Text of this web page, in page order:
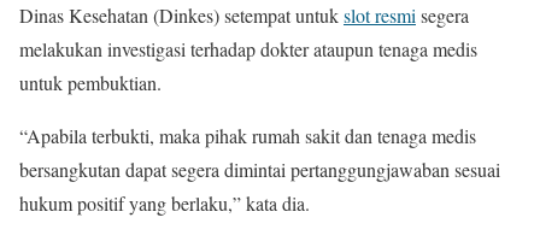
Dinas Kesehatan (Dinkes) setempat untukslot resmi segera
melakukan investigasi terhadap dokter ataupun tenaga medis
untuk pembuktian.
“Apabila terbukti, maka pihak rumah sakit dan tenaga medis
bersangkutan dapat segera dimintai pertanggungjawaban sesuai
hukum positif yang berlaku,” kata dia.